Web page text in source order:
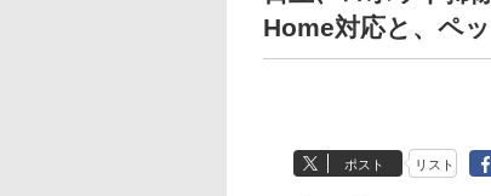
Home対応と、ペ
ポスト リスト